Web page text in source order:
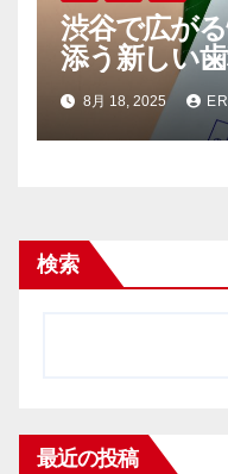
渋谷で広が
添う新しい
のライフス
8月 18, 2025
検索
最近の投稿